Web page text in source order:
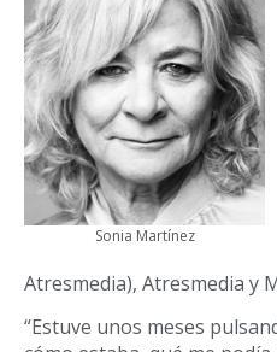
Sonia Martínez
Atresmedia), Atresmedia y
“Estuve unos meses